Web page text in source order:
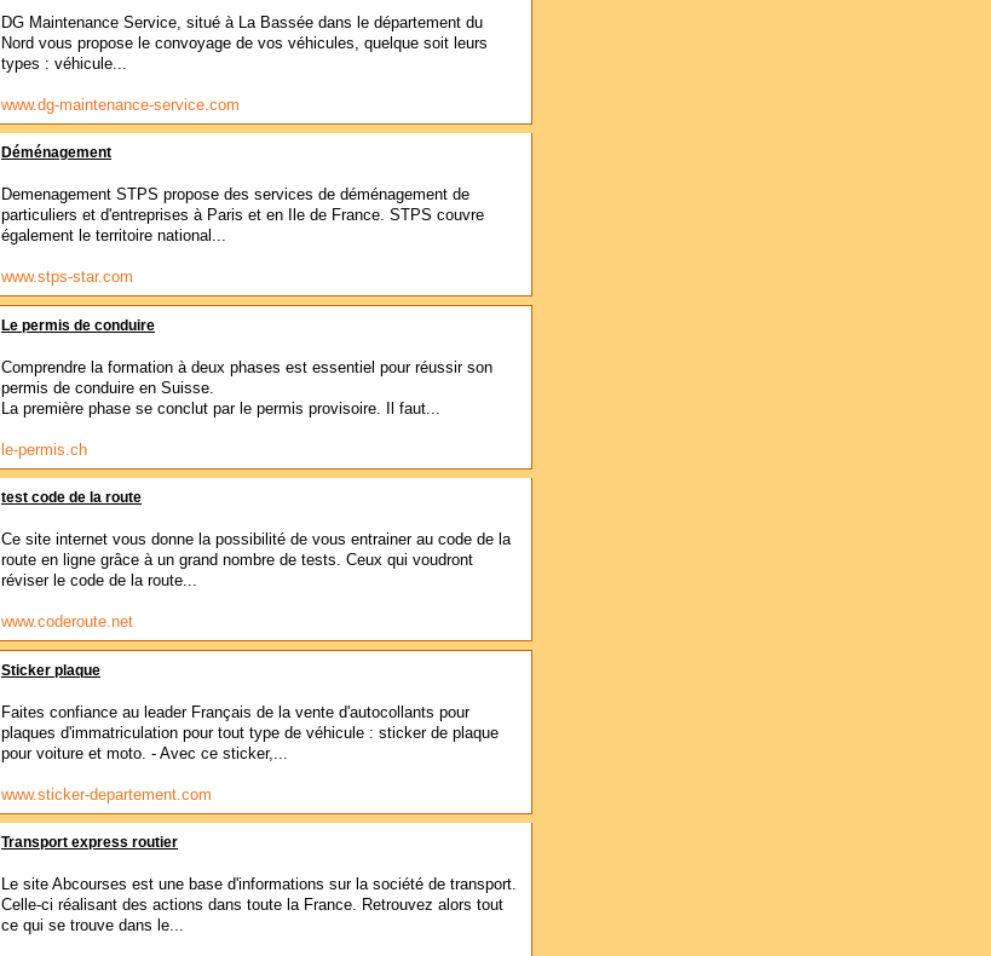
DG Maintenance Service, situé à La Bassée dans le département du
Nord vous propose le convoyage de vos véhicules, quelque soit leurs
types : véhicule...
www.dg-maintenance-service.com
Déménagement
Demenagement STPS propose des services de déménagement de
particuliers et d'entreprises à Paris et en Ile de France. STPS couvre
également le territoire national...
www.stps-star.com
Le permis de conduire
Comprendre la formation à deux phases est essentiel pour réussir son
permis de conduire en Suisse.
La première phase se conclut par le permis provisoire. Il faut...
le-permis.ch
test code de la route
Ce site internet vous donne la possibilité de vous entrainer au code de la
route en ligne grâce à un grand nombre de tests. Ceux qui voudront
réviser le code de la route...
www.coderoute.net
Sticker plaque
Faites confiance au leader Français de la vente d'autocollants pour
plaques d'immatriculation pour tout type de véhicule : sticker de plaque
pour voiture et moto. - Avec ce sticker,...
www.sticker-departement.com
Transport express routier
Le site Abcourses est une base d'informations sur la société de transport.
Celle-ci réalisant des actions dans toute la France. Retrouvez alors tout
ce qui se trouve dans le...